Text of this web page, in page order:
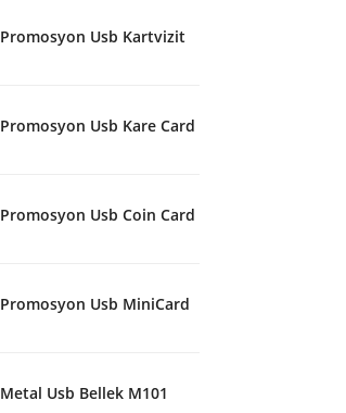
Promosyon Usb Kartvizit
Promosyon Usb Kare Card
Promosyon Usb Coin Card
Promosyon Usb MiniCard
Metal Usb Bellek M101